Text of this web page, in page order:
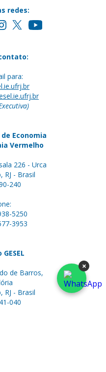
redes:
para:
Economia
Vermelho
226 - Urca
RJ - Brasil
240
5250
3953
de Barros,
RJ - Brasil
040
×